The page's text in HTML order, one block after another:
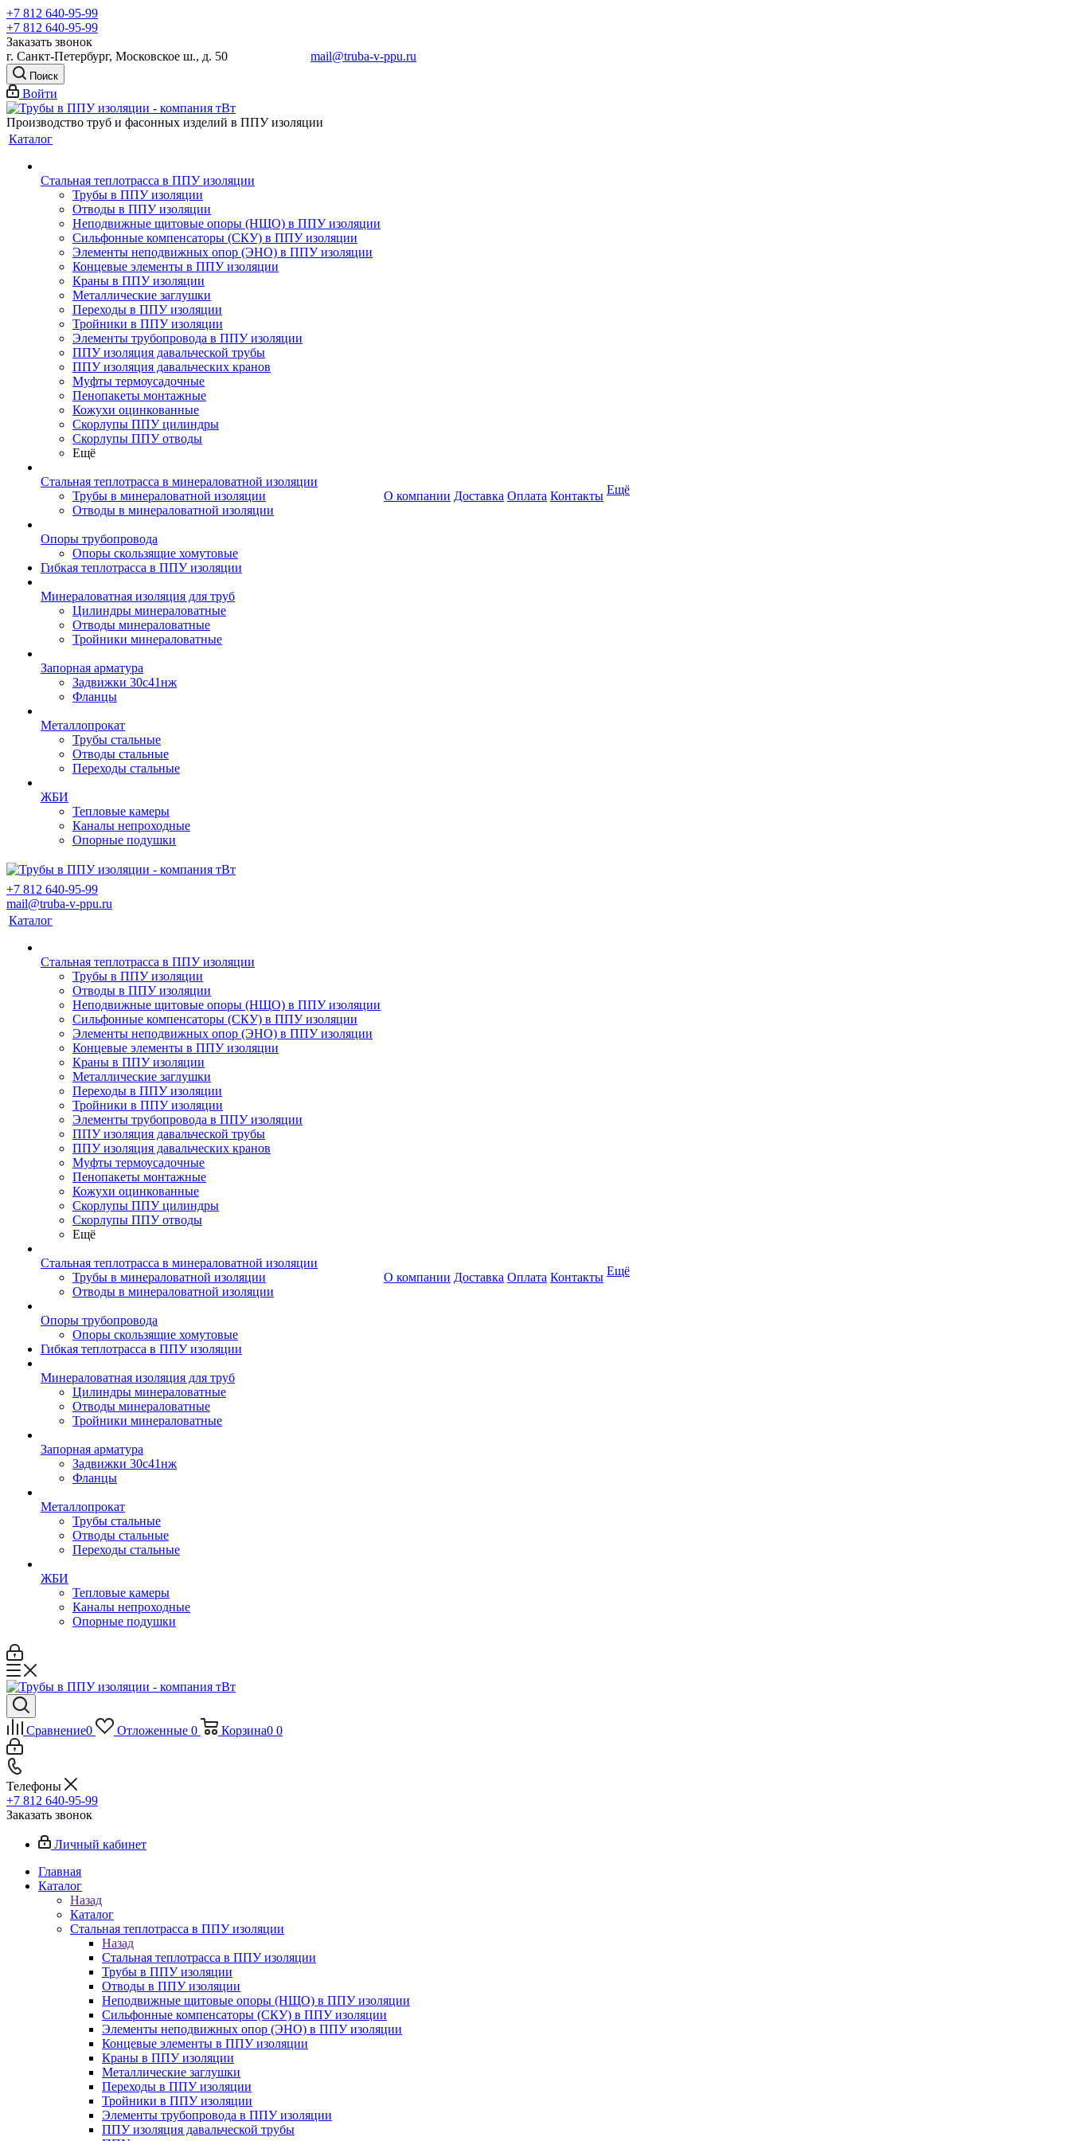
+7 812 640-95-99
+7 812 640-95-99
Заказать звонок
г. Санкт-Петербург, Московское ш., д. 50 mail@truba-v-ppu.ru
Поиск
Войти
Производство труб и фасонных изделий в ППУ изоляции
Каталог
Стальная теплотрасса в ППУ изоляции
Трубы в ППУ изоляции
Отводы в ППУ изоляции
Неподвижные щитовые опоры (НЩО) в ППУ изоляции
Cильфонные компенсаторы (СКУ) в ППУ изоляции
Элементы неподвижных опор (ЭНО) в ППУ изоляции
Концевые элементы в ППУ изоляции
Краны в ППУ изоляции
Металлические заглушки
Переходы в ППУ изоляции
Тройники в ППУ изоляции
Элементы трубопровода в ППУ изоляции
ППУ изоляция давальческой трубы
ППУ изоляция давальческих кранов
Муфты термоусадочные
Пенопакеты монтажные
Кожухи оцинкованные
Скорлупы ППУ цилиндры
Скорлупы ППУ отводы
Ещё
Стальная теплотрасса в минераловатной изоляции
Трубы в минераловатной изоляции
Отводы в минераловатной изоляции
Опоры трубопровода
Опоры скользящие хомутовые
Гибкая теплотрасса в ППУ изоляции
Минераловатная изоляция для труб
Цилиндры минераловатные
Отводы минераловатные
Тройники минераловатные
Запорная арматура
Задвижки 30с41нж
Фланцы
Металлопрокат
Трубы стальные
Отводы стальные
Переходы стальные
ЖБИ
Тепловые камеры
Каналы непроходные
Опорные подушки
О компании Доставка Оплата Контакты Ещё
+7 812 640-95-99
mail@truba-v-ppu.ru
Каталог
Стальная теплотрасса в ППУ изоляции
Трубы в ППУ изоляции
Отводы в ППУ изоляции
Неподвижные щитовые опоры (НЩО) в ППУ изоляции
Cильфонные компенсаторы (СКУ) в ППУ изоляции
Элементы неподвижных опор (ЭНО) в ППУ изоляции
Концевые элементы в ППУ изоляции
Краны в ППУ изоляции
Металлические заглушки
Переходы в ППУ изоляции
Тройники в ППУ изоляции
Элементы трубопровода в ППУ изоляции
ППУ изоляция давальческой трубы
ППУ изоляция давальческих кранов
Муфты термоусадочные
Пенопакеты монтажные
Кожухи оцинкованные
Скорлупы ППУ цилиндры
Скорлупы ППУ отводы
Ещё
Стальная теплотрасса в минераловатной изоляции
Трубы в минераловатной изоляции
Отводы в минераловатной изоляции
Опоры трубопровода
Опоры скользящие хомутовые
Гибкая теплотрасса в ППУ изоляции
Минераловатная изоляция для труб
Цилиндры минераловатные
Отводы минераловатные
Тройники минераловатные
Запорная арматура
Задвижки 30с41нж
Фланцы
Металлопрокат
Трубы стальные
Отводы стальные
Переходы стальные
ЖБИ
Тепловые камеры
Каналы непроходные
Опорные подушки
О компании Доставка Оплата Контакты Ещё
Сравнение0 Отложенные 0 Корзина0 0
Телефоны
+7 812 640-95-99
Заказать звонок
Личный кабинет
Главная
Каталог
Назад
Каталог
Стальная теплотрасса в ППУ изоляции
Назад
Стальная теплотрасса в ППУ изоляции
Трубы в ППУ изоляции
Отводы в ППУ изоляции
Неподвижные щитовые опоры (НЩО) в ППУ изоляции
Cильфонные компенсаторы (СКУ) в ППУ изоляции
Элементы неподвижных опор (ЭНО) в ППУ изоляции
Концевые элементы в ППУ изоляции
Краны в ППУ изоляции
Металлические заглушки
Переходы в ППУ изоляции
Тройники в ППУ изоляции
Элементы трубопровода в ППУ изоляции
ППУ изоляция давальческой трубы